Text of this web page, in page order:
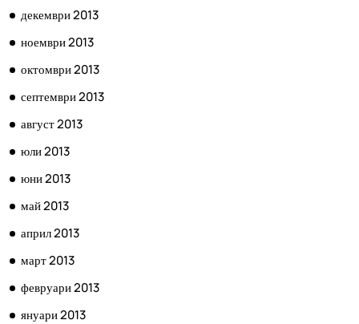
декември 2013
ноември 2013
октомври 2013
септември 2013
август 2013
юли 2013
юни 2013
май 2013
април 2013
март 2013
февруари 2013
януари 2013